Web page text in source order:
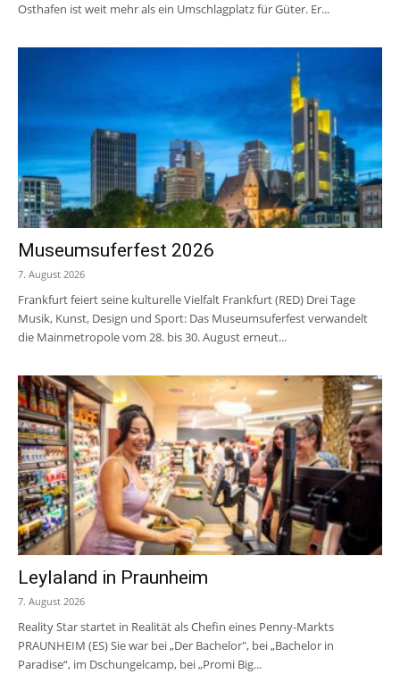
Osthafen ist weit mehr als ein Umschlagplatz für Güter. Er...
Museumsuferfest 2026
7. August 2026
Frankfurt feiert seine kulturelle Vielfalt Frankfurt (RED) Drei Tage
Musik, Kunst, Design und Sport: Das Museumsuferfest verwandelt
die Mainmetropole vom 28. bis 30. August erneut...
Leylaland in Praunheim
7. August 2026
Reality Star startet in Realität als Chefin eines Penny-Markts
PRAUNHEIM (ES) Sie war bei „Der Bachelor", bei „Bachelor in
Paradise“, im Dschungelcamp, bei „Promi Big...